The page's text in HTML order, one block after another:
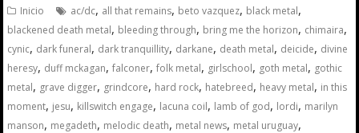
Inicio ac/dc, all that remains, beto vazquez, black metal,
blackened death metal, bleeding through, bring me the horizon, chimaira,
cynic, dark funeral, dark tranquillity, darkane, death metal, deicide, divine
heresy, duff mckagan,falconer,folk metal, girlschool, goth metal, gothic
metal, grave digger, grindcore, hard rock, hatebreed, heavy metal, in this
moment, jesu, killswitch engage, lacuna coil, lamb of god, lordi, marilyn
manson, megadeth, melodic death, metal news, metal uruguay,